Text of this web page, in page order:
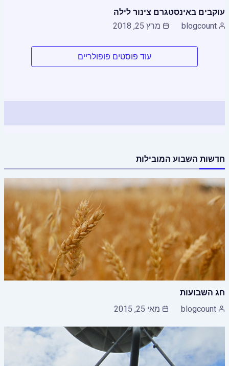
עוקבים באינסטגרם צינור לילה
blogcount
מרץ 25, 2018
עוד פוסטים פופולריים
חדשות השבוע המובילות
חג השבועות
blogcount מאי 25, 2015